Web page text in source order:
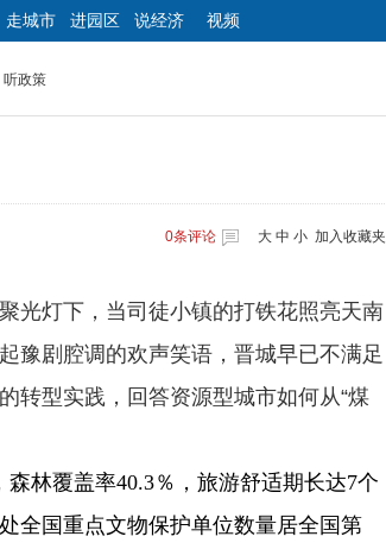
走城市 进园区 说经济 视频
听政策
大 中 小 加入收藏夹
0条评论
光灯下，当司徒小镇的打铁花照亮天南
豫剧腔调的欢声笑语，晋城早已不满足
转型实践，回答资源型城市如何从“煤
林覆盖率40.3％，旅游舒适期长达7个
全国重点文物保护单位数量居全国第